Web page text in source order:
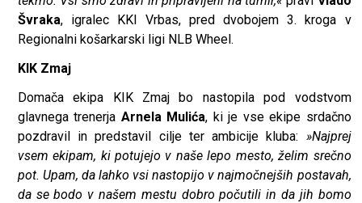
Švraka, igralec KKI Vrbas, pred dvobojem 3. kroga v
Regionalni košarkarski ligi NLB Wheel.
KIK Zmaj
Domača ekipa KIK Zmaj bo nastopila pod vodstvom
glavnega trenerja Arnela Mulića, ki je vse ekipe srdačno
pozdravil in predstavil cilje ter ambicije kluba: »Najprej
vsem ekipam, ki potujejo v naše lepo mesto, želim srečno
pot. Upam, da lahko vsi nastopijo v najmočnejših postavah,
da se bodo v našem mestu dobro počutili in da jih bomo